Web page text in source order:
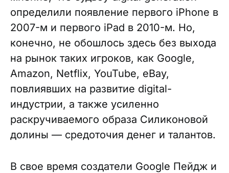
определили появление первого iPhone в
2007-м и первого iPad в 2010-м. Но,
конечно, не обошлось здесь без выхода
на рынок таких игроков, как Google,
Amazon, Netflix, YouTube, eBay,
повлиявших на развитие digital-
индустрии, а также усиленно
раскручиваемого образа Силиконовой
долины — средоточия денег и талантов.
В свое время создатели Google Пейдж и